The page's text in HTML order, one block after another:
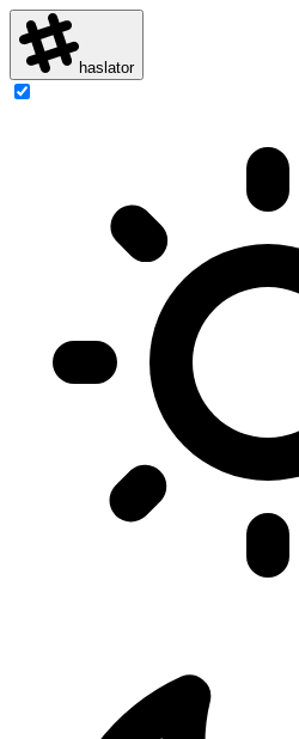
haslator